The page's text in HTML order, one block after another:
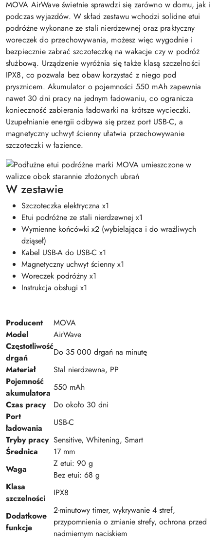
MOVA AirWave świetnie sprawdzi się zarówno w domu, jak i
podczas wyjazdów. W skład zestawu wchodzi solidne etui
podróżne wykonane ze stali nierdzewnej oraz praktyczny
woreczek do przechowywania, możesz więc wygodnie i
bezpiecznie zabrać szczoteczkę na wakacje czy w podróż
służbową. Urządzenie wyróżnia się także klasą szczelności
IPX8, co pozwala bez obaw korzystać z niego pod
prysznicem. Akumulator o pojemności 550 mAh zapewnia
nawet 30 dni pracy na jednym ładowaniu, co ogranicza
konieczność zabierania ładowarki na krótsze wycieczki.
Uzupełnianie energii odbywa się przez port USB-C, a
magnetyczny uchwyt ścienny ułatwia przechowywanie
szczoteczki w łazience.
W zestawie
Szczoteczka elektryczna x1
Etui podróżne ze stali nierdzewnej x1
Wymienne końcówki x2 (wybielająca i do wrażliwych
dziąseł)
Kabel USB-A do USB-C x1
Magnetyczny uchwyt ścienny x1
Woreczek podróżny x1
Instrukcja obsługi x1
Producent
MOVA
Model
AirWave
Częstotliwość
drgań
Do 35 000 drgań na minutę
Materiał
Stal nierdzewna, PP
Pojemność
akumulatora
550 mAh
Czas pracy
Do około 30 dni
Port
ładowania
USB-C
Tryby pracy Sensitive, Whitening, Smart
Średnica
17 mm
Waga
Z etui: 90 g
Bez etui: 68 g
Klasa
szczelności
IPX8
Dodatkowe
funkcje
2-minutowy timer, wykrywanie 4 stref,
przypomnienia o zmianie strefy, ochrona przed
nadmiernym naciskiem